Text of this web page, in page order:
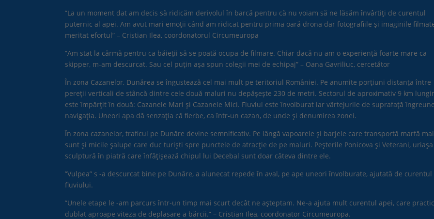
”La un moment dat am decis să ridicăm derivolul în barcă pentru că nu voiam să ne lăsăm învârtiți de curentul
puternic al apei. Am avut mari emoții când am ridicat pentru prima oară drona dar fotografiile și imaginile
meritat efortul” – Cristian Ilea, coordonatorul Circumeuropa
”Am stat la cârmă pentru ca băieții să se poată ocupa de filmare. Chiar dacă nu am o experiență foarte mare ca
skipper, m-am descurcat. Sau cel puțin așa spun colegii mei de echipaj” – Oana Gavriliuc, cercetător
În zona Cazanelor, Dunărea se îngustează cel mai mult pe teritoriul României. Pe anumite porțiuni distanța între
pereții verticali de stâncă dintre cele două maluri nu depășește 230 de metri. Sectorul de aproximativ 9 km
este împărțit în două: Cazanele Mari și Cazanele Mici. Fluviul este învolburat iar vârtejurile de suprafață
navigația. Uneori apa dă senzația că fierbe, ca într-un cazan, de unde și denumirea zonei.
În zona cazanelor, traficul pe Dunăre devine semnificativ. Pe lângă vapoarele și barjele care transportă marfă mai
sunt și micile șalupe care duc turiști spre punctele de atracție de pe maluri. Peșterile Ponicova și Veterani, uriașa
sculptură în piatră care înfățișează chipul lui Decebal sunt doar câteva dintre ele.
”Vulpea” s -a descurcat bine pe Dunăre, a alunecat repede în aval, pe ape uneori învolburate, ajutată de curentul
fluviului.
”Unele etape le -am parcurs într-un timp mai scurt decât ne așteptam. Ne-a ajuta mult curentul apei, care
dublat aproape viteza de deplasare a bărcii.” – Cristian Ilea, coordonator Circumeuropa.